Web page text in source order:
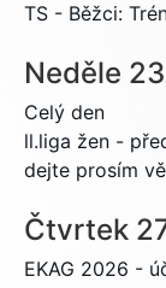
TS - Běžci:
Neděle
Celý den
ll.liga žen -
dejte prosím
Čtvrtek
EKAG 2026 -